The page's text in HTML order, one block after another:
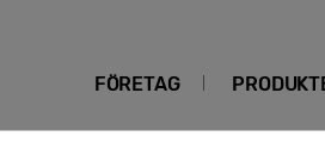
FÖRETAG